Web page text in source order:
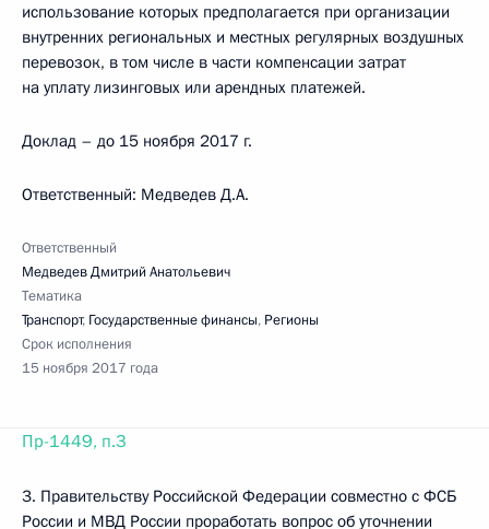
использование которых предполагается при организации
внутренних региональных и местных регулярных воздушных
перевозок, в том числе в части компенсации затрат
на уплату лизинговых или арендных платежей.
Доклад – до 15 ноября 2017 г.
Ответственный: Медведев Д.А.
Ответственный
Медведев Дмитрий Анатольевич
Тематика
Транспорт, Государственные финансы, Регионы
Срок исполнения
15 ноября 2017 года
Пр-1449, п.3
3. Правительству Российской Федерации совместно с ФСБ
России и МВД России проработать вопрос об уточнении